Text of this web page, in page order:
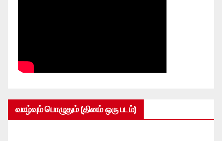
வாழ்வும் பொழுதும் (தினம் ஒரு படம்)